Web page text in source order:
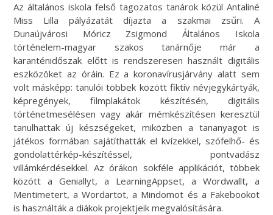
Az általános iskola felső tagozatos tanárok közül Antaliné
Miss Lilla pályázatát díjazta a szakmai zsűri. A
Dunaújvárosi Móricz Zsigmond Általános Iskola
történelem-magyar szakos tanárnője már a
karanténidőszak előtt is rendszeresen használt digitális
eszközöket az óráin. Ez a koronavírusjárvány alatt sem
volt másképp: tanulói többek között fiktív névjegykártyák,
képregények, filmplakátok készítésén, digitális
történetmesélésen vagy akár mémkészítésen keresztül
tanulhattak új készségeket, miközben a tananyagot is
játékos formában sajátíthatták el kvízekkel, szófelhő- és
gondolattérkép-készítéssel, pontvadász
villámkérdésekkel. Az órákon sokféle applikációt, többek
között a Geniallyt, a LearningAppset, a Wordwallt, a
Mentimetert, a Wordartot, a Mindomot és a Fakebookot
is használták a diákok projektjeik megvalósítására.